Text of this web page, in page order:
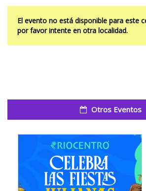
El evento no está disponible para este
por favor intente en otra localidad.
Otros Eventos